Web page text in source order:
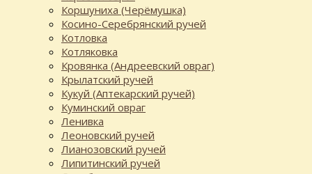
Коршуниха (Черёмушка)
Косино-Серебрянский ручей
Котловка
Котляковка
Кровянка (Андреевский овраг)
Крылатский ручей
Кукуй (Аптекарский ручей)
Куминский овраг
Ленивка
Леоновский ручей
Лианозовский ручей
Липитинский ручей